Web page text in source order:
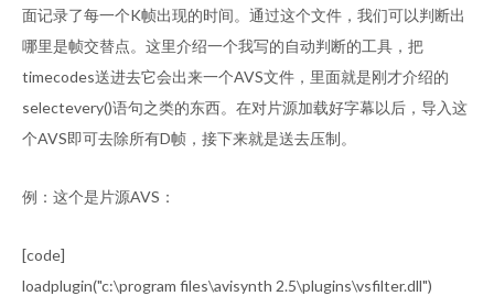
面记录了每一个K帧出现的时间。通过这个文件，我们可以判断出
哪里是帧交替点。这里介绍一个我写的自动判断的工具，把
timecodes送进去它会出来一个AVS文件，里面就是刚才介绍的
selectevery()语句之类的东西。在对片源加载好字幕以后，导入这
个AVS即可去除所有D帧，接下来就是送去压制。
例：这个是片源AVS：
[code]
loadplugin("c:\program files\avisynth 2.5\plugins\vsfilter.dll")